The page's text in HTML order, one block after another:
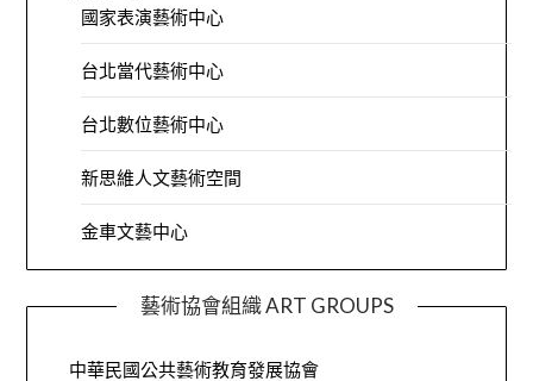
國家表演藝術中心
台北當代藝術中心
台北數位藝術中心
新思維人文藝術空間
金車文藝中心
藝術協會組織 ART GROUPS
中華民國公共藝術教育發展協會